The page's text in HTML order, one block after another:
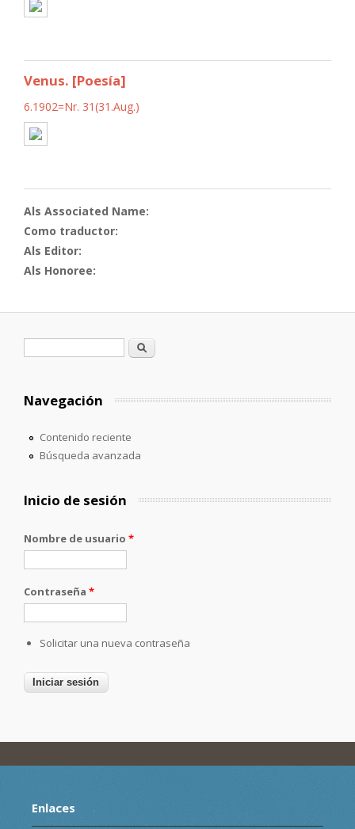
Venus. [Poesía]
6.1902=Nr. 31(31.Aug.)
Als Associated Name:
Como traductor:
Als Editor:
Als Honoree:
Formulario de búsqueda
Buscar
Navegación
Contenido reciente
Búsqueda avanzada
Inicio de sesión
Nombre de usuario *
Contraseña *
Solicitar una nueva contraseña
Enlaces